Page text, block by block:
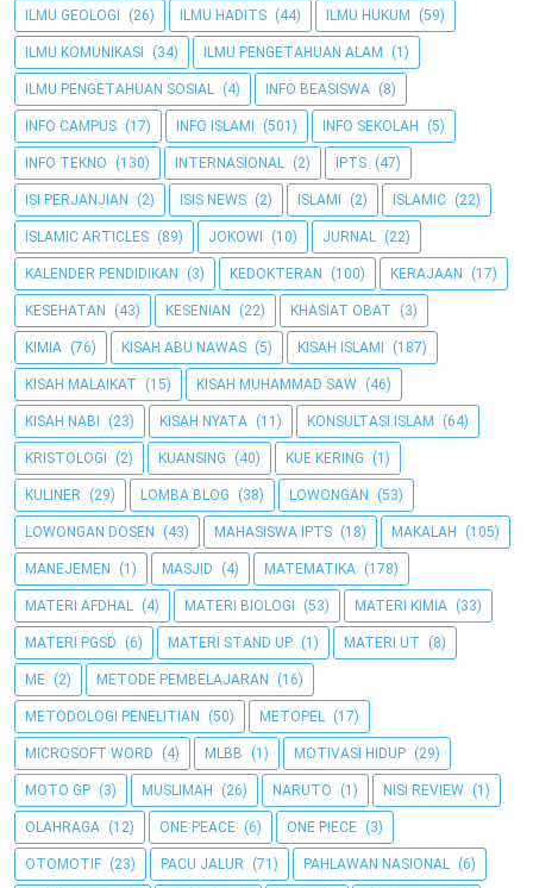
ILMU GEOLOGI (26) ILMU HADITS (44) ILMU HUKUM (59)
ILMU KOMUNIKASI (34) ILMU PENGETAHUAN ALAM (1)
ILMU PENGETAHUAN SOSIAL (4) INFO BEASISWA (8)
INFO CAMPUS (17) INFO ISLAMI (501) INFO SEKOLAH (5)
INFO TEKNO (130) INTERNASIONAL (2) IPTS (47)
ISI PERJANJIAN (2) ISIS NEWS (2) ISLAMI (2) ISLAMIC (22)
ISLAMIC ARTICLES (89) JOKOWI (10) JURNAL (22)
KALENDER PENDIDIKAN (3) KEDOKTERAN (100) KERAJAAN (17)
KESEHATAN (43) KESENIAN (22) KHASIAT OBAT (3)
KIMIA (76) KISAH ABU NAWAS (5) KISAH ISLAMI (187)
KISAH MALAIKAT (15) KISAH MUHAMMAD SAW (46)
KISAH NABI (23) KISAH NYATA (11) KONSULTASI ISLAM (64)
KRISTOLOGI (2) KUANSING (40) KUE KERING (1)
KULINER (29) LOMBA BLOG (38) LOWONGAN (53)
LOWONGAN DOSEN (43) MAHASISWA IPTS (18) MAKALAH (105)
MANEJEMEN (1) MASJID (4) MATEMATIKA (178)
MATERI AFDHAL (4) MATERI BIOLOGI (53) MATERI KIMIA (33)
MATERI PGSD (6) MATERI STAND UP (1) MATERI UT (8)
ME (2) METODE PEMBELAJARAN (16)
METODOLOGI PENELITIAN (50) METOPEL (17)
MICROSOFT WORD (4) MLBB (1) MOTIVASI HIDUP (29)
MOTO GP (3) MUSLIMAH (26) NARUTO (1) NISI REVIEW (1)
OLAHRAGA (12) ONE PEACE (6) ONE PIECE (3)
OTOMOTIF (23) PACU JALUR (71) PAHLAWAN NASIONAL (6)